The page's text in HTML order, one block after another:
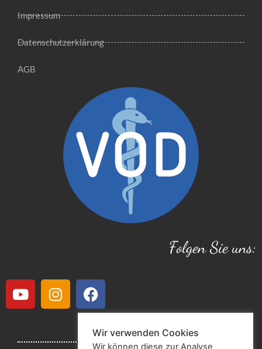
Impressum
Datenschutzerklärung
AGB
Folgen Sie uns:
Wir verwenden Cookies
Wir können diese zur Analyse